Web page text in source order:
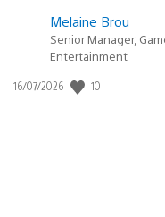
Melaine Brou
Senior Manager,
Entertainment
Fecha
16/07/2026 10